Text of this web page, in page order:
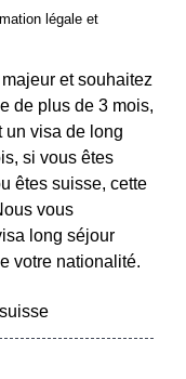
légale et
et souhaitez
de plus de 3 mois,
un visa de long
si vous êtes
êtes suisse, cette
vous
long séjour
votre nationalité.